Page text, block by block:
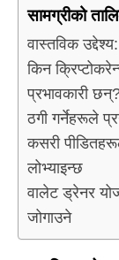
सामग्रीको
वास्तविक
किन
प्रभावकारी
ठगी गर्नेहरूले
कसरी
लोभ्याइन्छ
वालेट ड्रेनर
जोगाउने